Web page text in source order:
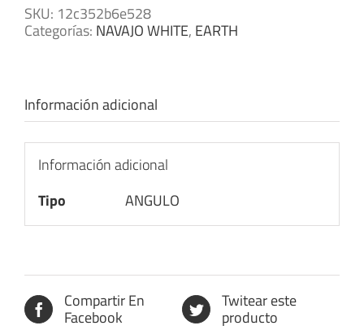
SKU: 12c352b6e528
Categorías: NAVAJO WHITE, EARTH
Información adicional
Información adicional
Tipo
ANGULO
Compartir En
Facebook
Twitear este
producto